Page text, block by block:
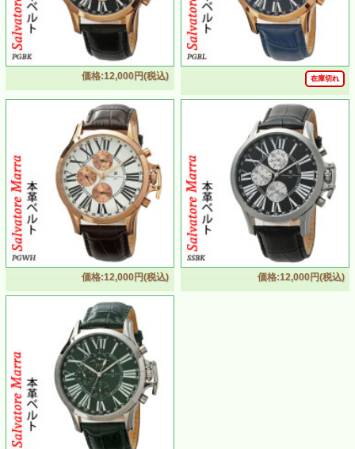
価格:12,000円(税込) 在庫切れ
価格:12,000円(税込) 価格:12,000円(税込)